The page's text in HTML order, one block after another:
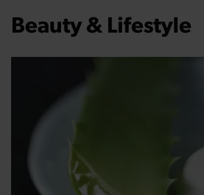
Beauty & Lifestyle